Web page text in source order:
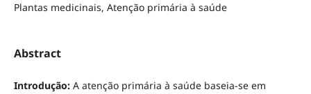
Plantas medicinais, Atenção primária à saúde
Abstract
Introdução:A atenção primária à saúde baseia-se em